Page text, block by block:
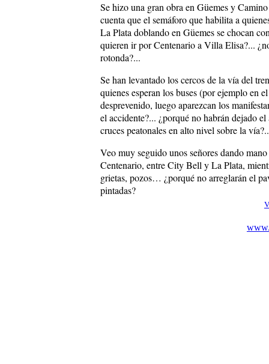
Se hizo una gran obra en Güemes y
cuenta que el semáforo que habilita a
La Plata doblando en Güemes se chocan
quieren ir por Centenario a Villa Elisa?...
rotonda?...
Se han levantado los cercos de la vía del
quienes esperan los buses (por ejemplo en
desprevenido, luego aparezcan los
el accidente?... ¿porqué no habrán dejado
cruces peatonales en alto nivel sobre la
Veo muy seguido unos señores dando
Centenario, entre City Bell y La Plata,
grietas, pozos… ¿porqué no arreglarán el
pintadas?